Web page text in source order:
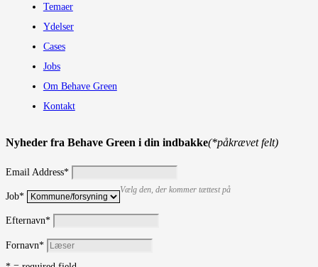
Temaer
Ydelser
Cases
Jobs
Om Behave Green
Kontakt
Nyheder fra Behave Green i din indbakke(*påkrævet felt)
Email Address*
Job*
Vælg den, der kommer tættest på
Efternavn*
Fornavn*